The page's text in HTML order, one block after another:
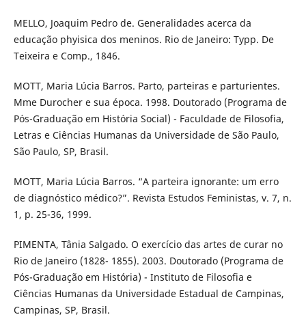
MELLO, Joaquim Pedro de. Generalidades acerca da
educação phyisica dos meninos. Rio de Janeiro: Typp. De
Teixeira e Comp., 1846.
MOTT, Maria Lúcia Barros. Parto, parteiras e parturientes.
Mme Durocher e sua época. 1998. Doutorado (Programa de
Pós-Graduação em História Social) - Faculdade de Filosofia,
Letras e Ciências Humanas da Universidade de São Paulo,
São Paulo, SP, Brasil.
MOTT, Maria Lúcia Barros. “A parteira ignorante: um erro
de diagnóstico médico?”. Revista Estudos Feministas, v. 7, n.
1, p. 25-36, 1999.
PIMENTA, Tânia Salgado. O exercício das artes de curar no
Rio de Janeiro (1828- 1855). 2003. Doutorado (Programa de
Pós-Graduação em História) - Instituto de Filosofia e
Ciências Humanas da Universidade Estadual de Campinas,
Campinas, SP, Brasil.